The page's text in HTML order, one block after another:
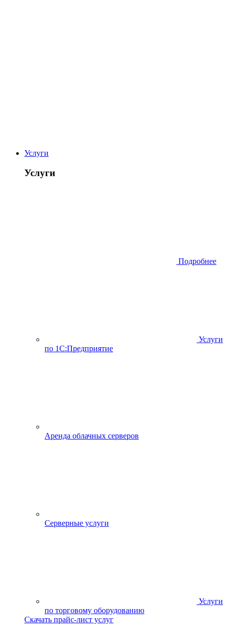
Услуги
Услуги
Подробнее
Услуги
по 1С:Предприятие
Аренда облачных серверов
Серверные услуги
Услуги
по торговому оборудованию
Скачать прайс-лист услуг